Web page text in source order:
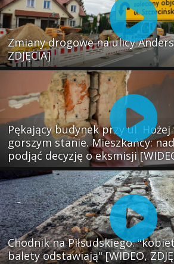
Zmiany drogowe na ulicy
ZDJĘCIA]
Pękający budynek przy ul.
gorszym stanie. Mieszkańcy:
podjąć decyzję o eksmisji
Chodnik na Piłsudskiego:
balety odstawiają" [WIDEO,